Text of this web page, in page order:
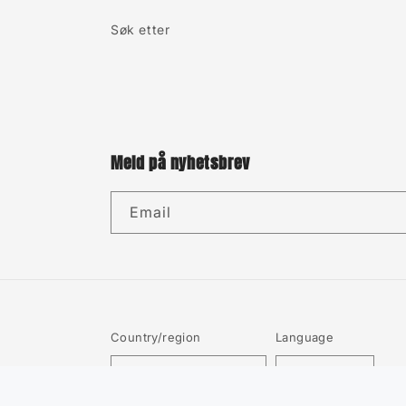
Søk etter
Meld på nyhetsbrev
Email
Country/region Language